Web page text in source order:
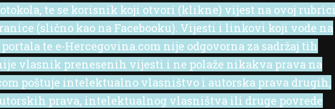
te se korisnik koji otvori (klikne) vijest na ovoj
(slično kao na Facebooku). Vijesti i linkovi koji vode na
te e-Hercegovina.com nije odgovorna za sadržaj tih
vlasnik prenesenih vijesti i ne polaže nikakva prava na
poštuje intelektualno vlasništvo i autorska prava drugih,
prava, intelektualnog vlasništva ili druge povrede